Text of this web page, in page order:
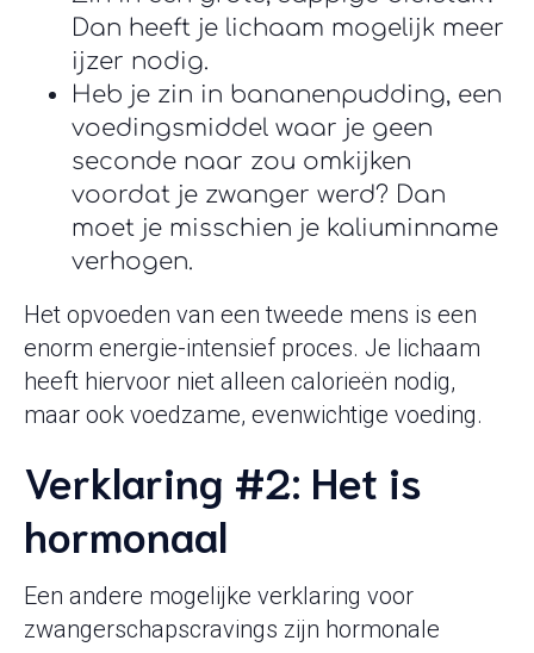
Dan heeft je lichaam mogelijk meer
ijzer nodig.
Heb je zin in bananenpudding, een
voedingsmiddel waar je geen
seconde naar zou omkijken
voordat je zwanger werd? Dan
moet je misschien je kaliuminname
verhogen.
Het opvoeden van een tweede mens is een
enorm energie-intensief proces. Je lichaam
heeft hiervoor niet alleen calorieën nodig,
maar ook voedzame, evenwichtige voeding.
Verklaring #2: Het is
hormonaal
Een andere mogelijke verklaring voor
zwangerschapscravings zijn hormonale